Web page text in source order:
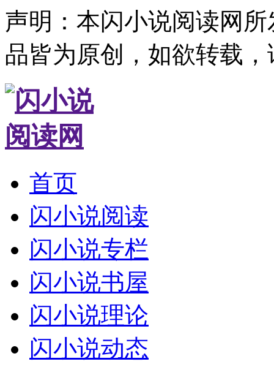
声明：本闪小说阅读网
品皆为原创，如欲转载
首页
闪小说阅读
闪小说专栏
闪小说书屋
闪小说理论
闪小说动态